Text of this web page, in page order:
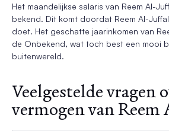
Het maandelijkse salaris van Reem Al-
bekend. Dit komt doordat Reem Al-
doet. Het geschatte jaarinkomen van
de Onbekend, wat toch best een mooi
buitenwereld.
Veelgestelde vragen
vermogen van